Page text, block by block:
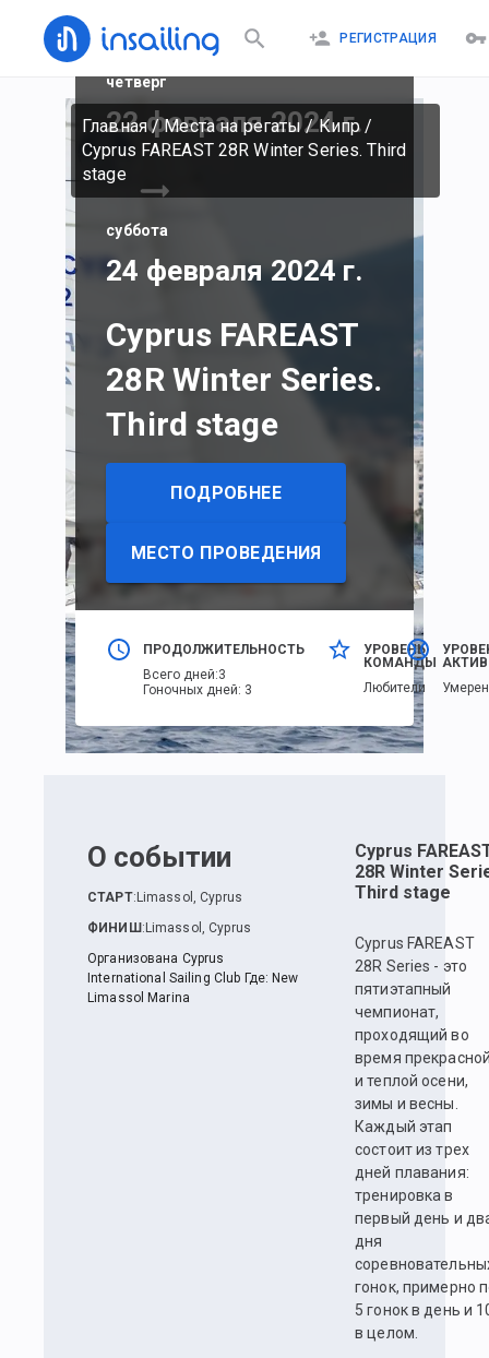
РЕГИСТРАЦИЯ
Главная/Места на регаты/Кипр/
Cyprus FAREAST 28R Winter Series. Third
stage
четверг
22 февраля 2024 г.
суббота
24 февраля 2024 г.
Cyprus FAREAST
28R Winter Series.
Third stage
ПОДРОБНЕЕ
МЕСТО ПРОВЕДЕНИЯ
ПРОДОЛЖИТЕЛЬНОСТЬ
Всего дней:3
Гоночных дней: 3
УРОВЕНЬ
КОМАНДЫ
Любители
О событии
СТАРТ: Limassol, Cyprus
ФИНИШ : Limassol, Cyprus
Организована Cyprus
International Sailing Club Где: New
Limassol Marina
Cyprus
28R Winter
Third stage
Cyprus FAREAST
28R Series - это
пятиэтапный
чемпионат,
проходящий во
время
и теплой осени,
зимы и весны.
Каждый этап
состоит из трех
дней плавания:
тренировка в
первый день и
дня
гонок, примерно
5 гонок в день и
в целом.